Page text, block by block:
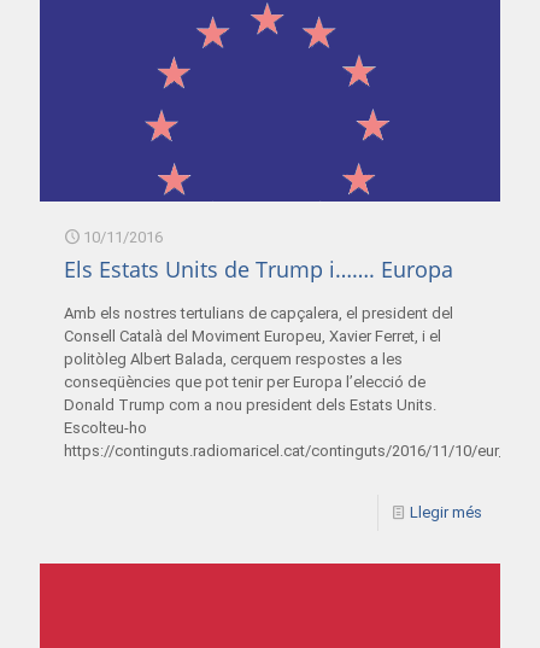
10/11/2016
Els Estats Units de Trump i……. Europa
Amb els nostres tertulians de capçalera, el president del
Consell Català del Moviment Europeu, Xavier Ferret, i el
politòleg Albert Balada, cerquem respostes a les
conseqüències que pot tenir per Europa l’elecció de
Donald Trump com a nou president dels Estats Units.
Escolteu-ho
https://continguts.radiomaricel.cat/continguts/2016/11/10/
Llegir més